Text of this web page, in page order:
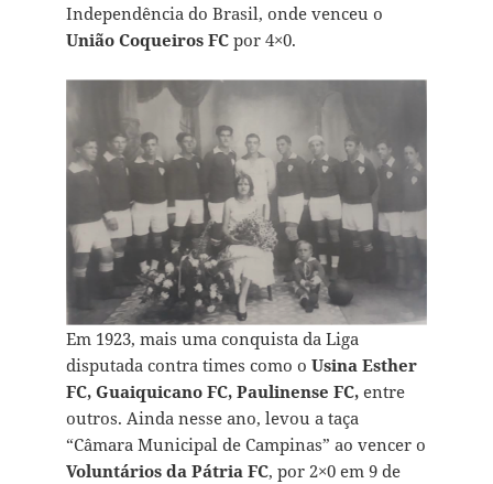
Independência do Brasil, onde venceu o
União Coqueiros FC por 4×0.
Em 1923, mais uma conquista da Liga
disputada contra times como o Usina Esther
FC, Guaiquicano FC, Paulinense FC, entre
outros. Ainda nesse ano, levou a taça
“Câmara Municipal de Campinas” ao vencer o
Voluntários da Pátria FC, por 2×0 em 9 de